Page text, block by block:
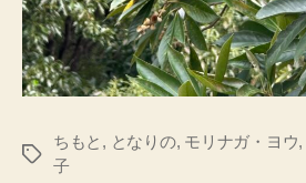
タ
ちもと , となりの, モリナガ・ヨウ,
子